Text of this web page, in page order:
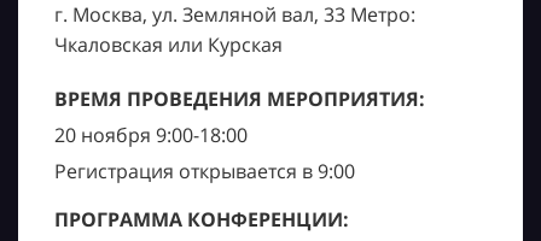
г. Москва, ул. Земляной вал, 33 Метро:
Чкаловская или Курская
ВРЕМЯ ПРОВЕДЕНИЯ МЕРОПРИЯТИЯ:
20 ноября 9:00-18:00
Регистрация открывается в 9:00
ПРОГРАММА КОНФЕРЕНЦИИ: